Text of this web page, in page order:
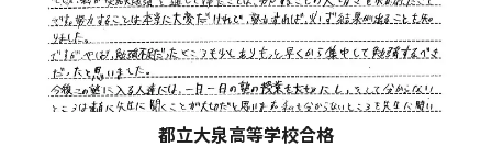
都立大泉高等学校合格